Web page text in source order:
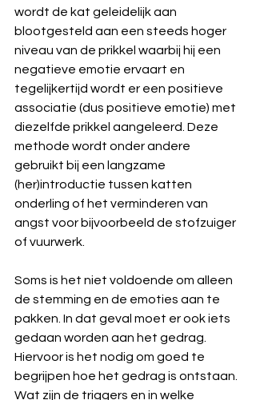
wordt de kat geleidelijk aan
blootgesteld aan een steeds hoger
niveau van de prikkel waarbij hij een
negatieve emotie ervaart en
tegelijkertijd wordt er een positieve
associatie (dus positieve emotie) met
diezelfde prikkel aangeleerd. Deze
methode wordt onder andere
gebruikt bij een langzame
(her)introductie tussen katten
onderling of het verminderen van
angst voor bijvoorbeeld de stofzuiger
of vuurwerk.
Soms is het niet voldoende om alleen
de stemming en de emoties aan te
pakken. In dat geval moet er ook iets
gedaan worden aan het gedrag.
Hiervoor is het nodig om goed te
begrijpen hoe het gedrag is ontstaan.
Wat zijn de triggers en in welke